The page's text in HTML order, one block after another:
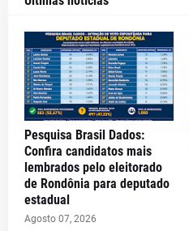
Pesquisa Brasil Dados:
Confira candidatos mais
lembrados pelo eleitorado
de Rondônia para deputado
estadual
Agosto 07, 2026